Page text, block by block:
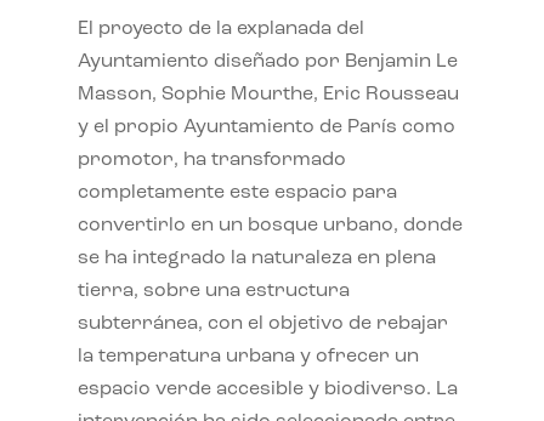
El proyecto de la explanada del
Ayuntamiento diseñado por Benjamin Le
Masson, Sophie Mourthe, Eric Rousseau
y el propio Ayuntamiento de París como
promotor, ha transformado
completamente este espacio para
convertirlo en un bosque urbano, donde
se ha integrado la naturaleza en plena
tierra, sobre una estructura
subterránea, con el objetivo de rebajar
la temperatura urbana y ofrecer un
espacio verde accesible y biodiverso. La